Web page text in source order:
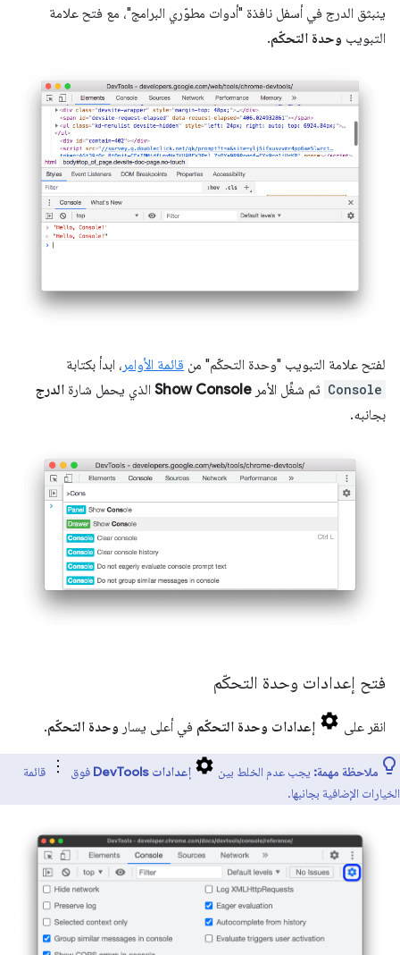
ينبثق الدرج في أسفل نافذة "أدوات مطوّري البرامج"، مع فتح علامة
التبويب وحدة التحكّم.
لفتح علامة التبويب "وحدة التحكّم" من قائمة الأوامر ، ابدأ بكتابة
Console ثم شغِّل الأمر Show Console الذي يحمل شارة الدرج
بجانبه.
فتح إعدادات وحدة التحكّم
انقر على إعدادات وحدة التحكّم في أعلى يسار وحدة التحكّم.
ملاحظة مهمة: يجب عدم الخلط بين إعدادات DevTools فوق
قائمة
الخيارات الإضافية بجانبها.